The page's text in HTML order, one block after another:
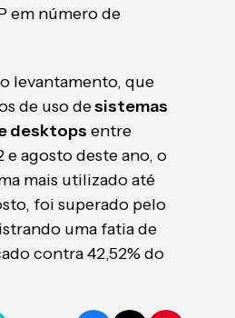
em número de
levantamento, que
de uso desistemas
desktops entre
agosto deste ano, o
mais utilizado até
foi superado pelo
uma fatia de
contra 42,52% do